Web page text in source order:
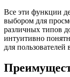
Все эти функции
выбором для
различных типов
интуитивно
для пользователей